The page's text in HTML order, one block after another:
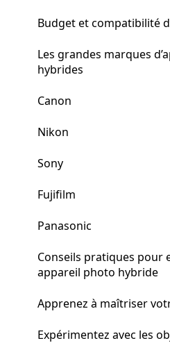
Budget et compatibilité
Les grandes marques
hybrides
Canon
Nikon
Sony
Fujifilm
Panasonic
Conseils pratiques pour
appareil photo hybride
Apprenez à maîtriser
Expérimentez avec les